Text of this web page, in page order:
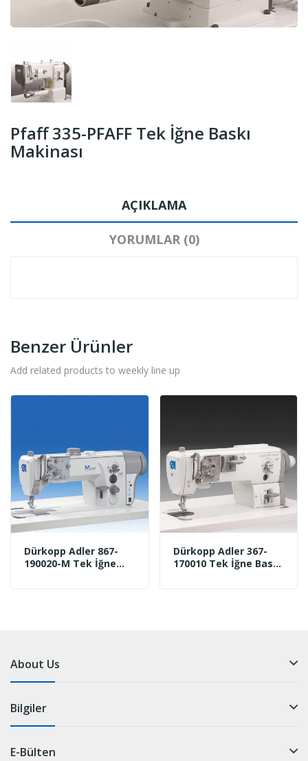
Pfaff 335-PFAFF Tek İğne Baskı
Makinası
AÇIKLAMA
YORUMLAR (0)
Benzer Ürünler
Add related products to weekly line up
Dürkopp Adler 867-
190020-M Tek İğne
Dürkopp Adler 367-
170010 Tek İğne Baskı
About Us
Bilgiler
E-Bülten